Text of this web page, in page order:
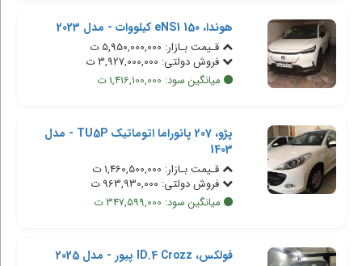
هوندا، eNS1 150 کیلووات - مدل 2023
قـیمت بـازار: 5,950,000,000 ت
فروش دولتی: 3,927,000,000 ت
میانگین سود: 1,416,100,000 ت
پژو، 207 پانوراما اتوماتیک TU5P - مدل
1403
قـیمت بـازار: 1,460,500,000 ت
فروش دولتی: 963,930,000 ت
میانگین سود: 347,599,000 ت
فولکس، ID.4 Crozz پیور - مدل 2025